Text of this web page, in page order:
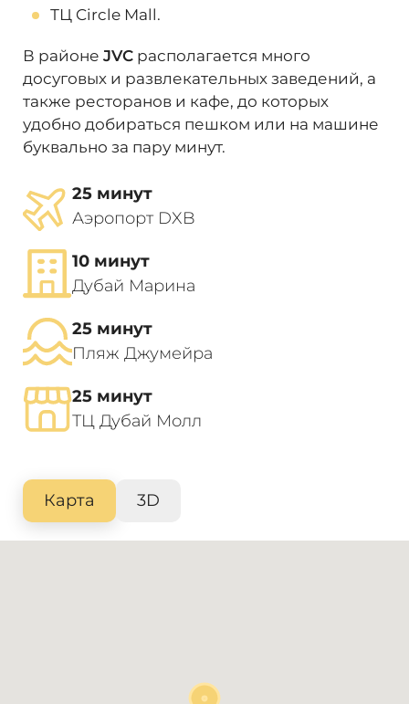
ТЦ Circle Mall.
В районе JVC располагается много
досуговых и развлекательных заведений, а
также ресторанов и кафе, до которых
удобно добираться пешком или на машине
буквально за пару минут.
25 минут
Аэропорт DXB
10 минут
Дубай Марина
25 минут
Пляж Джумейра
25 минут
ТЦ Дубай Молл
Карта 3D